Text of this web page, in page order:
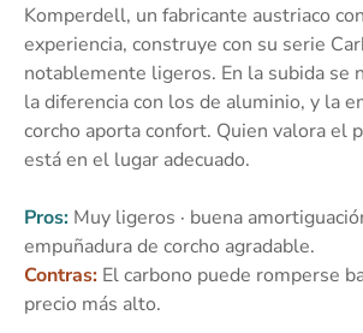
Komperdell, un fabricante austriaco
experiencia, construye con su serie
notablemente ligeros. En la subida se
la diferencia con los de aluminio, y la
corcho aporta confort. Quien valora el
está en el lugar adecuado.
Pros: Muy ligeros · buena
empuñadura de corcho agradable.
Contras: El carbono puede romperse
precio más alto.